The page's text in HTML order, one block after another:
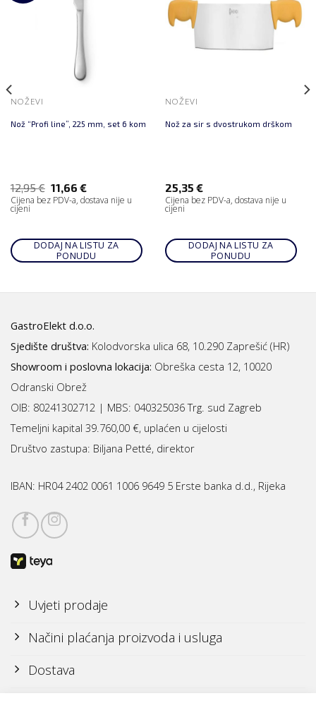
NOŽEVI
Nož “Profi line”, 225 mm, set 6 kom
12,95€ 11,66€
Cijena bez PDV-a, dostava nije u
cijeni
DODAJ NA LISTU ZA
PONUDU
NOŽEVI
Nož za sir s dvostrukom drškom
25,35 €
Cijena bez PDV-a, dostava nije u
cijeni
DODAJ NA LISTU ZA
PONUDU
GastroElekt d.o.o.
Sjedište društva: Kolodvorska ulica 68, 10.290 Zaprešić (HR)
Showroom i poslovna lokacija: Obreška cesta 12, 10020
Odranski Obrež
OIB: 80241302712 | MBS: 040325036 Trg. sud Zagreb
Temeljni kapital 39.760,00 €, uplaćen u cijelosti
Društvo zastupa: Biljana Petté, direktor
IBAN: HR04 2402 0061 1006 9649 5 Erste banka d.d., Rijeka
Uvjeti prodaje
Načini plaćanja proizvoda i usluga
Dostava